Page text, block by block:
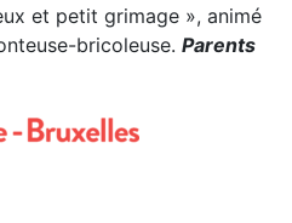
et petit grimage », animé
bricoleuse.Parents